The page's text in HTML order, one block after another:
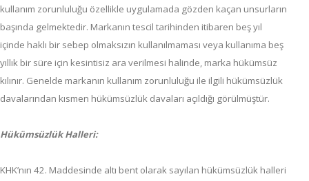
kullanım zorunluluğu özellikle uygulamada gözden kaçan unsurların
başında gelmektedir. Markanın tescil tarihinden itibaren beş yıl
içinde haklı bir sebep olmaksızın kullanılmaması veya kullanıma beş
yıllık bir süre için kesintisiz ara verilmesi halinde, marka hükümsüz
kılınır. Genelde markanın kullanım zorunluluğu ile ilgili hükümsüzlük
davalarından kısmen hükümsüzlük davaları açıldığı görülmüştür.
Hükümsüzlük Halleri:
KHK’nın 42. Maddesinde altı bent olarak sayılan hükümsüzlük halleri